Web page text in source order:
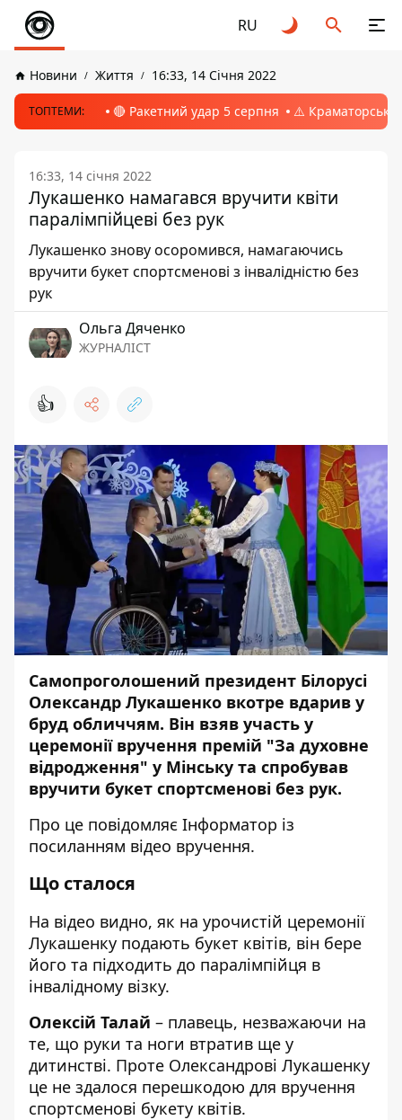
RU
Новини Життя 16:33, 14 Січня 2022
ТОПТЕМИ: 🔴 Ракетний удар 5 серпня ⚠️ Краматорськ,
16:33, 14 січня 2022
Лукашенко намагався вручити квіти
паралімпійцеві без рук
Лукашенко знову осоромився, намагаючись
вручити букет спортсменові з інвалідністю без
рук
Ольга Дяченко
ЖУРНАЛІСТ
👍
Самопроголошений президент Білорусі
Олександр Лукашенко вкотре вдарив у
бруд обличчям. Він взяв участь у
церемонії вручення премій "За духовне
відродження" у Мінську та спробував
вручити букет спортсменові без рук.
Про це повідомляє Інформатор із
посиланням відео вручення.
Що сталося
На відео видно, як на урочистій церемонії
Лукашенку подають букет квітів, він бере
його та підходить до паралімпійця в
інвалідному візку.
Олексій Талай – плавець, незважаючи на
те, що руки та ноги втратив ще у
дитинстві. Проте Олександрові Лукашенку
це не здалося перешкодою для вручення
спортсменові букету квітів.